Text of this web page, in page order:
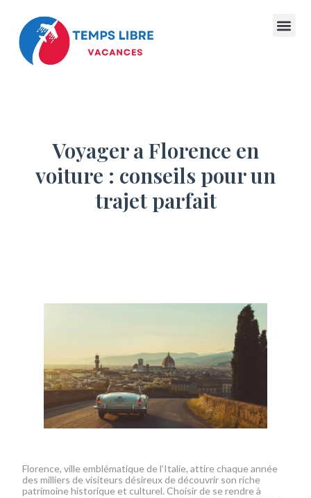
Voyager a Florence en
voiture : conseils pour un
trajet parfait
Florence, ville emblématique de l’Italie, attire chaque année
des milliers de visiteurs désireux de découvrir son riche
patrimoine historique et culturel. Choisir de se rendre à